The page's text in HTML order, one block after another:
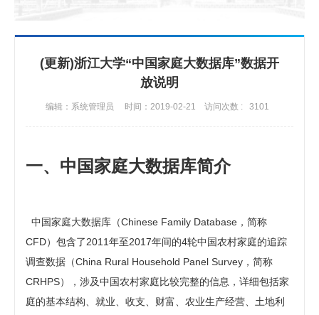
(更新)浙江大学“中国家庭大数据库”数据开
放说明
编辑：系统管理员 时间：2019-02-21 访问次数 : 3101
一、中国家庭大数据库简介
中国家庭大数据库（Chinese Family Database，简称
CFD）包含了2011年至2017年间的4轮中国农村家庭的追踪
调查数据（China Rural Household Panel Survey，简称
CRHPS），涉及中国农村家庭比较完整的信息，详细包括家
庭的基本结构、就业、收支、财富、农业生产经营、土地利